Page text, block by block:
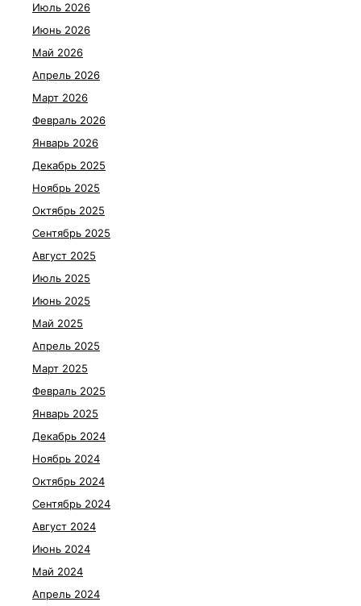
Июль 2026
Июнь 2026
Май 2026
Апрель 2026
Март 2026
Февраль 2026
Январь 2026
Декабрь 2025
Ноябрь 2025
Октябрь 2025
Сентябрь 2025
Август 2025
Июль 2025
Июнь 2025
Май 2025
Апрель 2025
Март 2025
Февраль 2025
Январь 2025
Декабрь 2024
Ноябрь 2024
Октябрь 2024
Сентябрь 2024
Август 2024
Июнь 2024
Май 2024
Апрель 2024